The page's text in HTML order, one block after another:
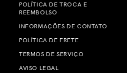
POLÍTICA DE TROCA E
REEMBOLSO
INFORMAÇÕES DE CONTATO
POLÍTICA DE FRETE
TERMOS DE SERVIÇO
AVISO LEGAL